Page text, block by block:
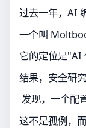
过去一年，AI
一个叫
它的定位是"AI
结果，安全研
发现，一个配
这不是孤例，